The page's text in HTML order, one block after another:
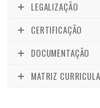
LEGALIZAÇÃO
CERTIFICAÇÃO
DOCUMENTAÇÃO
MATRIZ